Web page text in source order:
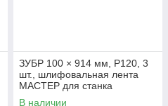
ЗУБР 100 × 914 мм, Р120, 3
шт., шлифовальная лента
МАСТЕР для станка
ЗШС-500
В наличии